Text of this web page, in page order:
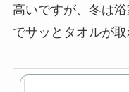
高いですが、冬は
でサッとタオルが